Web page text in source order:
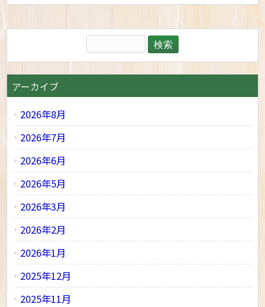
アーカイブ
2026年8月
2026年7月
2026年6月
2026年5月
2026年3月
2026年2月
2026年1月
2025年12月
2025年11月